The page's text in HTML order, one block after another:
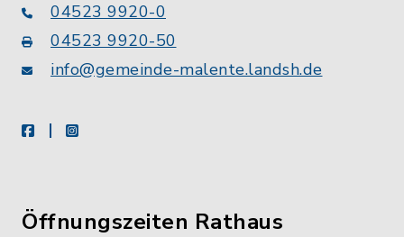
04523 9920-0
04523 9920-50
info@gemeinde-malente.landsh.de
facebookinstagram
Öffnungszeiten Rathaus